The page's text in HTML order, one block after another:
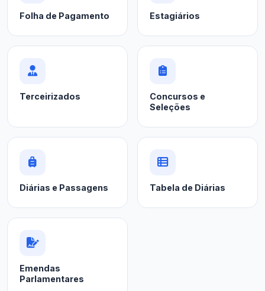
Folha de Pagamento Estagiários
Terceirizados
Concursos e
Seleções
Diárias e Passagens Tabela de Diárias
Emendas
Parlamentares